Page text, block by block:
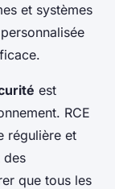
et systèmes
est
RCE
régulière et
des
que tous les